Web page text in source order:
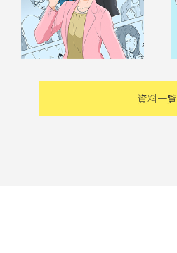
資料一覧